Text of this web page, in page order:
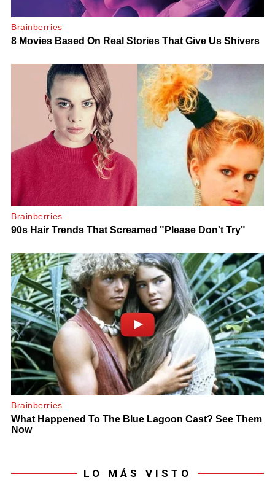
LO MÁS VISTO